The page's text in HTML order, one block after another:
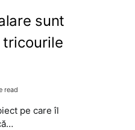
sunt
read
pe care îl